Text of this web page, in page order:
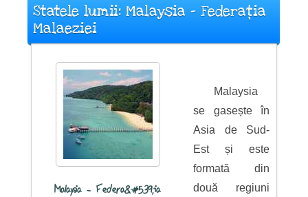
Statele lumii: Malaysia - Federația
Malaeziei
Malaysia - Federa&#539;ia
Malaysia
se gasește în
Asia de Sud-
Est și este
formată din
două regiuni